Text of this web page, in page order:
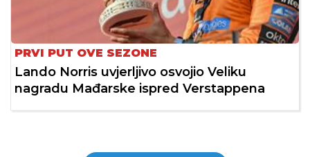
PRVI PUT OVE SEZONE
Lando Norris uvjerljivo osvojio Veliku
nagradu Mađarske ispred Verstappena